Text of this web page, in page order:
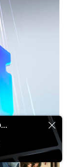
Cargador de pared USB-C DROIX 140W